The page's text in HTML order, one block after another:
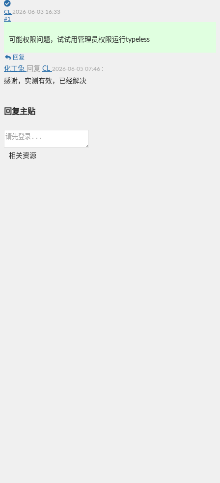
CL 2026-06-03 16:33
#1
可能权限问题，试试用管理员权限运行typeless
回复
化工兔 回复 CL 2026-06-05 07:46 :
感谢，实测有效，已经解决
回复主贴
相关资源